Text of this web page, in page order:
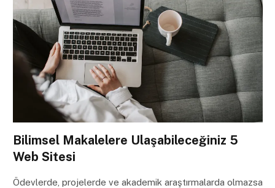
Bilimsel Makalelere Ulaşabileceğiniz 5
Web Sitesi
Ödevlerde, projelerde ve akademik araştırmalarda olmazsa